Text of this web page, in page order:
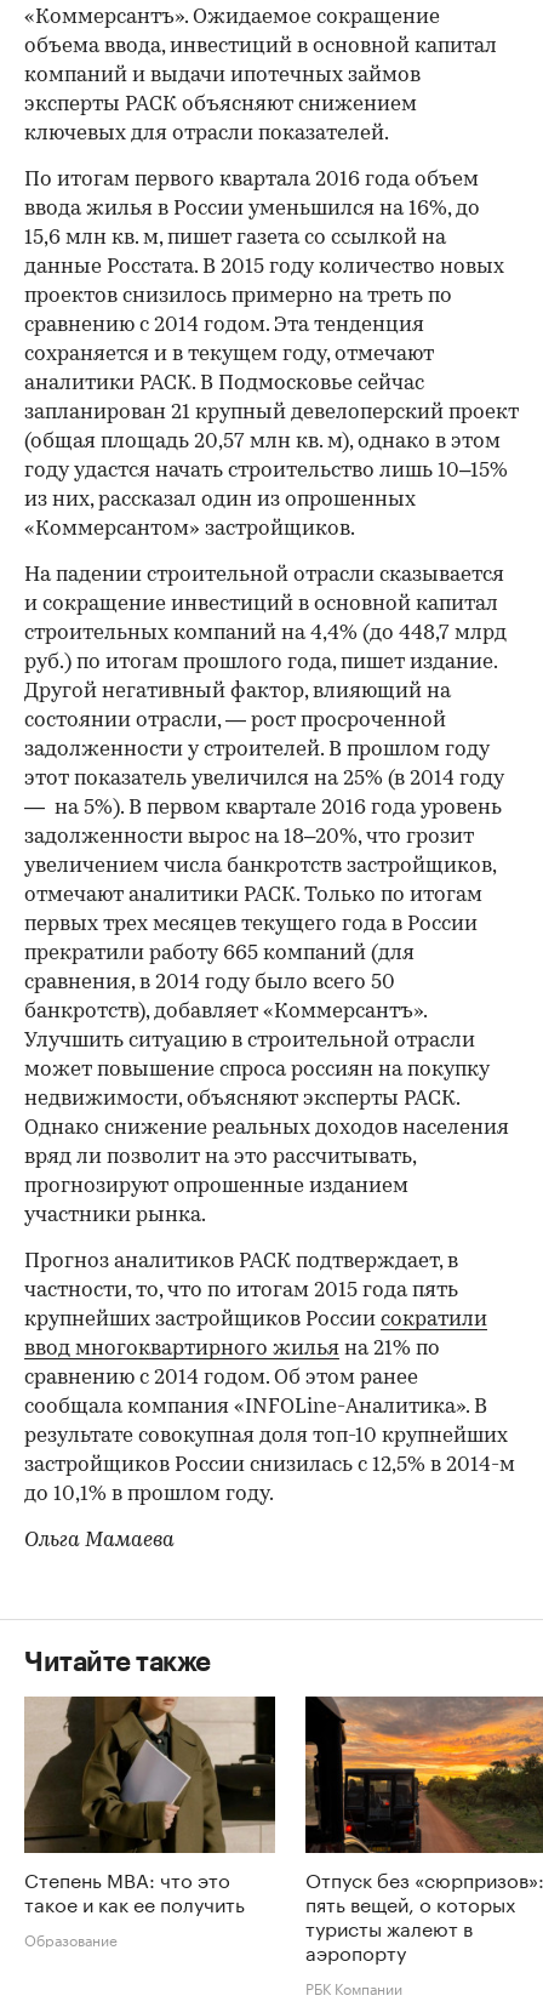
«Коммерсантъ». Ожидаемое сокращение
объема ввода, инвестиций в основной капитал
компаний и выдачи ипотечных займов
эксперты РАСК объясняют снижением
ключевых для отрасли показателей.
По итогам первого квартала 2016 года объем
ввода жилья в России уменьшился на 16%, до
15,6 млн кв. м, пишет газета со ссылкой на
данные Росстата. В 2015 году количество новых
проектов снизилось примерно на треть по
сравнению с 2014 годом. Эта тенденция
сохраняется и в текущем году, отмечают
аналитики РАСК. В Подмосковье сейчас
запланирован 21 крупный девелоперский проект
(общая площадь 20,57 млн кв. м), однако в этом
году удастся начать строительство лишь 10–15%
из них, рассказал один из опрошенных
«Коммерсантом» застройщиков.
На падении строительной отрасли сказывается
и сокращение инвестиций в основной капитал
строительных компаний на 4,4% (до 448,7 млрд
руб.) по итогам прошлого года, пишет издание.
Другой негативный фактор, влияющий на
состоянии отрасли, — рост просроченной
задолженности у строителей. В прошлом году
этот показатель увеличился на 25% (в 2014 году
— на 5%). В первом квартале 2016 года уровень
задолженности вырос на 18–20%, что грозит
увеличением числа банкротств застройщиков,
отмечают аналитики РАСК. Только по итогам
первых трех месяцев текущего года в России
прекратили работу 665 компаний (для
сравнения, в 2014 году было всего 50
банкротств), добавляет «Коммерсантъ».
Улучшить ситуацию в строительной отрасли
может повышение спроса россиян на покупку
недвижимости, объясняют эксперты РАСК.
Однако снижение реальных доходов населения
вряд ли позволит на это рассчитывать,
прогнозируют опрошенные изданием
участники рынка.
Прогноз аналитиков РАСК подтверждает, в
частности, то, что по итогам 2015 года пять
крупнейших застройщиков России сократили
ввод многоквартирного жилья на 21% по
сравнению с 2014 годом. Об этом ранее
сообщала компания «INFOLine-Аналитика». В
результате совокупная доля топ-10 крупнейших
застройщиков России снизилась с 12,5% в 2014-м
до 10,1% в прошлом году.
Ольга Мамаева
Читайте также
Степень MBA: что это
такое и как ее получить
Образование
Отпуск без «сюрпризов»:
пять вещей, о которых
туристы жалеют в
аэропорту
РБК Компании